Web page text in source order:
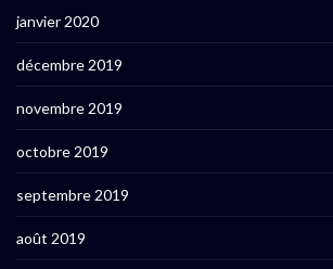
janvier 2020
décembre 2019
novembre 2019
octobre 2019
septembre 2019
août 2019